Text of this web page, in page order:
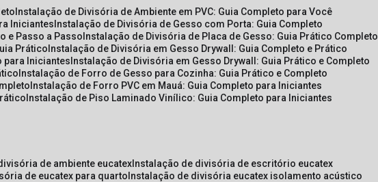
Instalação de Divisória de Ambiente em PVC: Guia Completo para Você
Iniciantes Instalação de Divisória de Gesso com Porta: Guia Completo
e Passo a Passo Instalação de Divisória de Placa de Gesso: Guia Prático Completo
Prático Instalação de Divisória em Gesso Drywall: Guia Completo e Prático
para Iniciantes Instalação de Divisória em Gesso Drywall: Guia Prático e Completo
Instalação de Forro de Gesso para Cozinha: Guia Prático e Completo
Instalação de Forro PVC em Mauá: Guia Completo para Iniciantes
Instalação de Piso Laminado Vinílico: Guia Completo para Iniciantes
de ambiente eucatex instalação de divisória de escritório eucatex
de eucatex para quarto instalação de divisória eucatex isolamento acústico